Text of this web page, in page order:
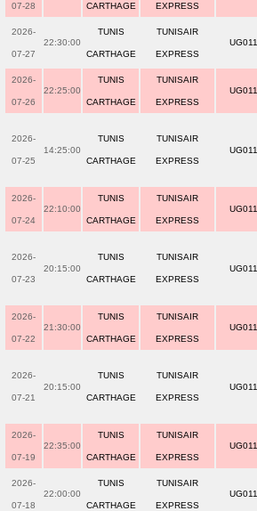
07-28 CARTHAGE EXPRESS
2026-
07-27
22:30:00
TUNIS
CARTHAGE
TUNISAIR
EXPRESS
UG011
2026-
07-26
22:25:00
TUNIS
CARTHAGE
TUNISAIR
EXPRESS
UG011
2026-
07-25
14:25:00
TUNIS
CARTHAGE
TUNISAIR
EXPRESS
UG011
2026-
07-24
22:10:00
TUNIS
CARTHAGE
TUNISAIR
EXPRESS
UG011
2026-
07-23
20:15:00
TUNIS
CARTHAGE
TUNISAIR
EXPRESS
UG011
2026-
07-22
21:30:00
TUNIS
CARTHAGE
TUNISAIR
EXPRESS
UG011
2026-
07-21
20:15:00
TUNIS
CARTHAGE
TUNISAIR
EXPRESS
UG011
2026-
07-19
22:35:00
TUNIS
CARTHAGE
TUNISAIR
EXPRESS
UG011
2026-
07-18
22:00:00
TUNIS
CARTHAGE
TUNISAIR
EXPRESS
UG011